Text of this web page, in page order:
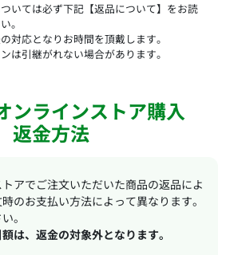
いては必ず下記【返品について】をお読
。
対応となりお時間を頂戴します。
は引継がれない場合があります。
ンラインストア購入
返金方法
アでご注文いただいた商品の返品によ
のお支払い方法によって異なります。
。
は、返金の対象外となります。